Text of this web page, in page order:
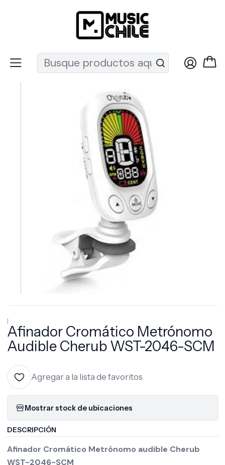
Recuerda que ahora nos puedes encontrar en el MUT
Instrumentos de Cuerda Guitarras
SCM
|
Afinador Cromático Metrónomo
Audible Cherub WST-2046-SCM
Agregar a la lista de favoritos
Mostrar stock de ubicaciones
DESCRIPCIÓN
Afinador Cromático Metrónomo audible Cherub
WST-2046-SCM